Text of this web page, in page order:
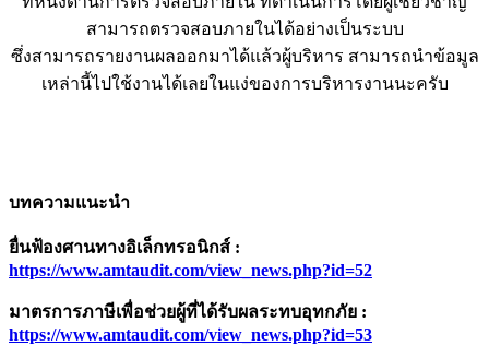
สามารถตรวจสอบภายในได้อย่างเป็นระบบ
ซึ่งสามารถรายงานผลออกมาได้แล้วผู้บริหาร สามารถนำข้อมูล
เหล่านี้ไปใช้งานได้เลยในแง่ของการบริหารงานนะครับ
บทความแนะนำ
ยื่นฟ้องศานทางอิเล็กทรอนิกส์ :
https://www.amtaudit.com/view_news.php?id=52
มาตรการภาษีเพื่อช่วยผู้ที่ได้รับผลระทบอุทกภัย :
https://www.amtaudit.com/view_news.php?id=53